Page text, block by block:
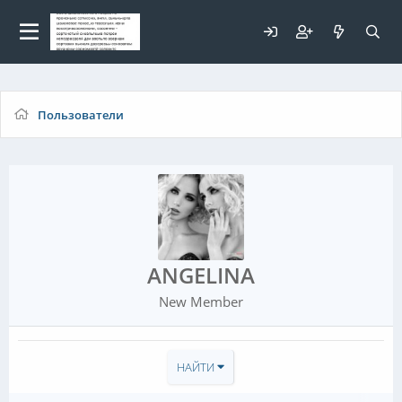
Пользователи
ANGELINA
New Member
НАЙТИ
Для любых предложений по
сайту: elaizik@cp9.ru